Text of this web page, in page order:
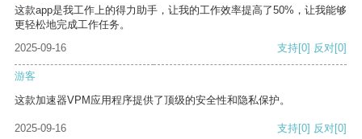
这款app是我工作上的得力助手，让我的工作效率提高了50%，让我能够
更轻松地完成工作任务。
2025-09-16
支持[0] 反对[0]
游客
这款加速器VPM应用程序提供了顶级的安全性和隐私保护。
2025-09-16 支持[0] 反对[0]